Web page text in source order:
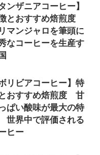
ンザニアコーヒー】
とおすすめ焙煎度
マンジャロを筆頭に
なコーヒーを生産す
ボリビアコーヒー】特
おすすめ焙煎度 甘
ぱい酸味が最大の特
界中で評価される
ヒー